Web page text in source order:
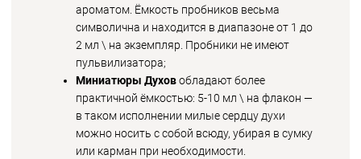
ароматом. Ёмкость пробников весьма
символична и находится в диапазоне от 1 до
2 мл \ на экземпляр. Пробники не имеют
пульвилизатора;
Миниатюры Духовобладают более
практичной ёмкостью: 5-10 мл \ на флакон —
в таком исполнении милые сердцу духи
можно носить с собой всюду, убирая в сумку
или карман при необходимости.